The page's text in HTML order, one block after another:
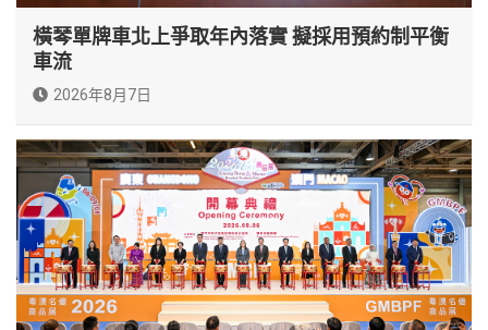
橫琴單牌車北上爭取年內落實 擬採用預約制平衡
車流
2026年8月7日